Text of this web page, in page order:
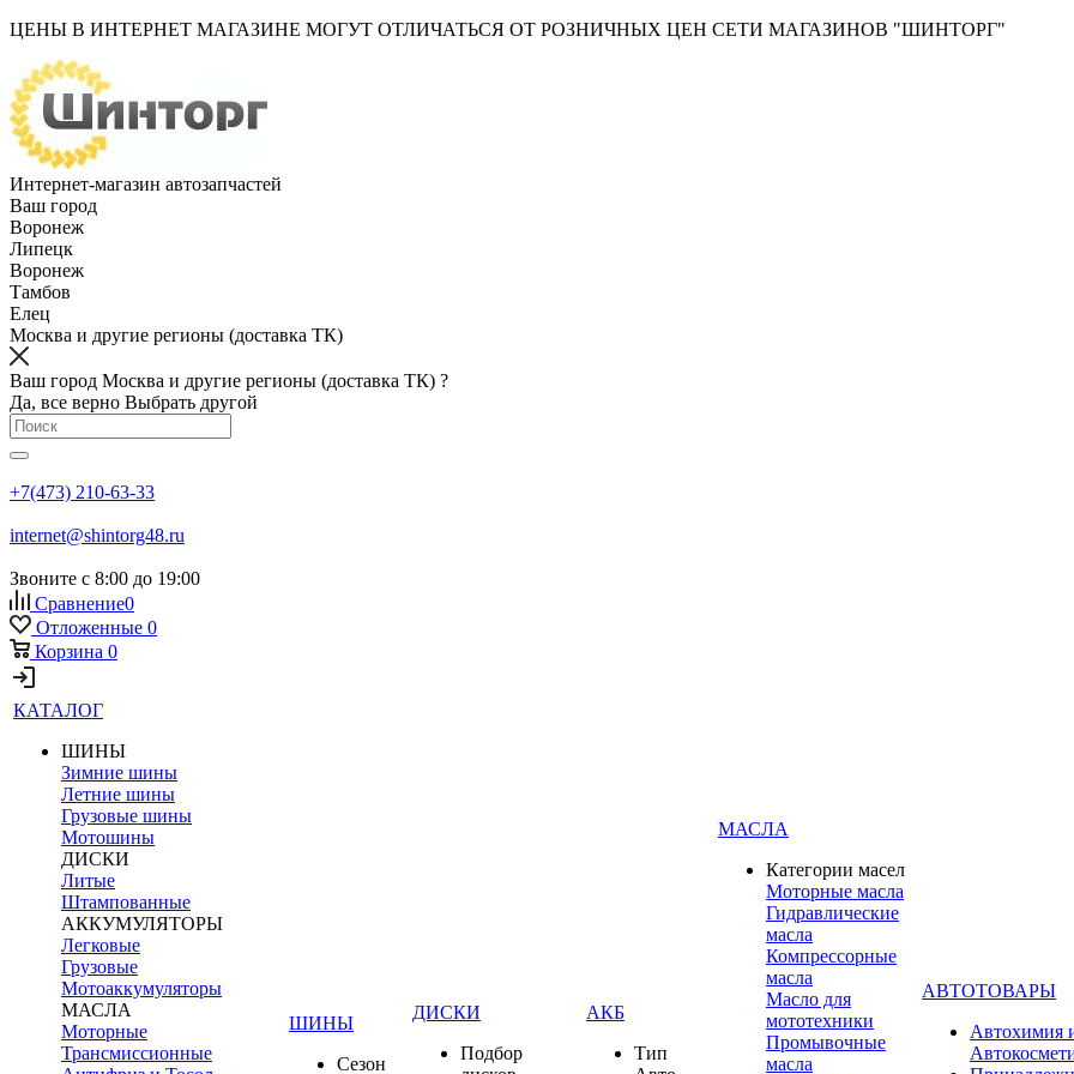
ЦЕНЫ В ИНТЕРНЕТ МАГАЗИНЕ МОГУТ ОТЛИЧАТЬСЯ ОТ РОЗНИЧНЫХ ЦЕН СЕТИ МАГАЗИНОВ "ШИНТОРГ"
Интернет-магазин автозапчастей
Ваш город
Воронеж
Липецк
Воронеж
Тамбов
Елец
Москва и другие регионы (доставка ТК)
Ваш город Москва и другие регионы (доставка ТК) ?
Да, все верно Выбрать другой
+7(473) 210-63-33
internet@shintorg48.ru
Звоните с 8:00 до 19:00
Сравнение0
Отложенные 0
Корзина 0
КАТАЛОГ
ШИНЫ
Зимние шины
Летние шины
Грузовые шины
Мотошины
ДИСКИ
Литые
Штампованные
АККУМУЛЯТОРЫ
Легковые
Грузовые
Мотоаккумуляторы
МАСЛА
Моторные
Трансмиссионные
ШИНЫ
Сезон
ДИСКИ
Подбор
АКБ
Тип
МАСЛА
Категории масел
Моторные масла
Гидравлические
масла
Компрессорные
масла
Масло для
мототехники
Промывочные
масла
АВТОТОВАРЫ
Автохимия